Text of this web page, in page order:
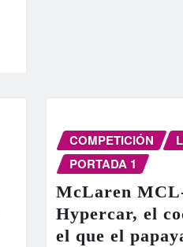
COMPETICIÓN
PORTADA 1
McLaren
Hypercar, el
el que el